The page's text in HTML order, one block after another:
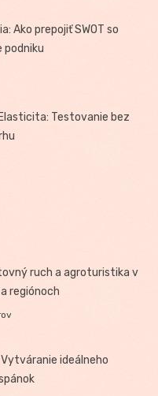
Ako prepojiť SWOT so
podniku
Testovanie bez
ruch a agroturistika v
regiónoch
ideálneho